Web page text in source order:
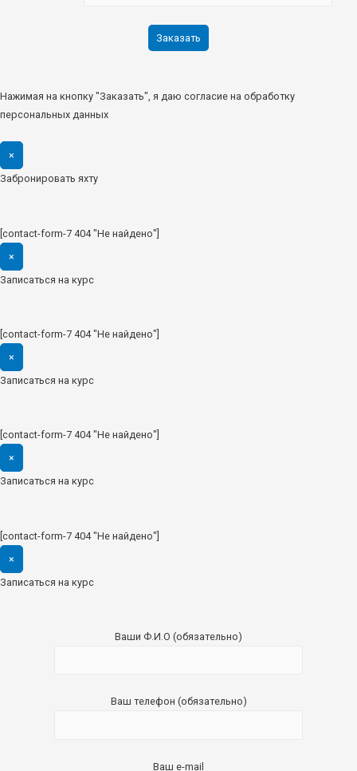
Нажимая на кнопку "Заказать", я даю согласие на обработку
персональных данных
×
Забронировать яхту
[contact-form-7 404 "Не найдено"]
×
Записаться на курс
[contact-form-7 404 "Не найдено"]
×
Записаться на курс
[contact-form-7 404 "Не найдено"]
×
Записаться на курс
[contact-form-7 404 "Не найдено"]
×
Записаться на курс
Ваши Ф.И.О (обязательно)
Ваш телефон (обязательно)
Ваш e-mail